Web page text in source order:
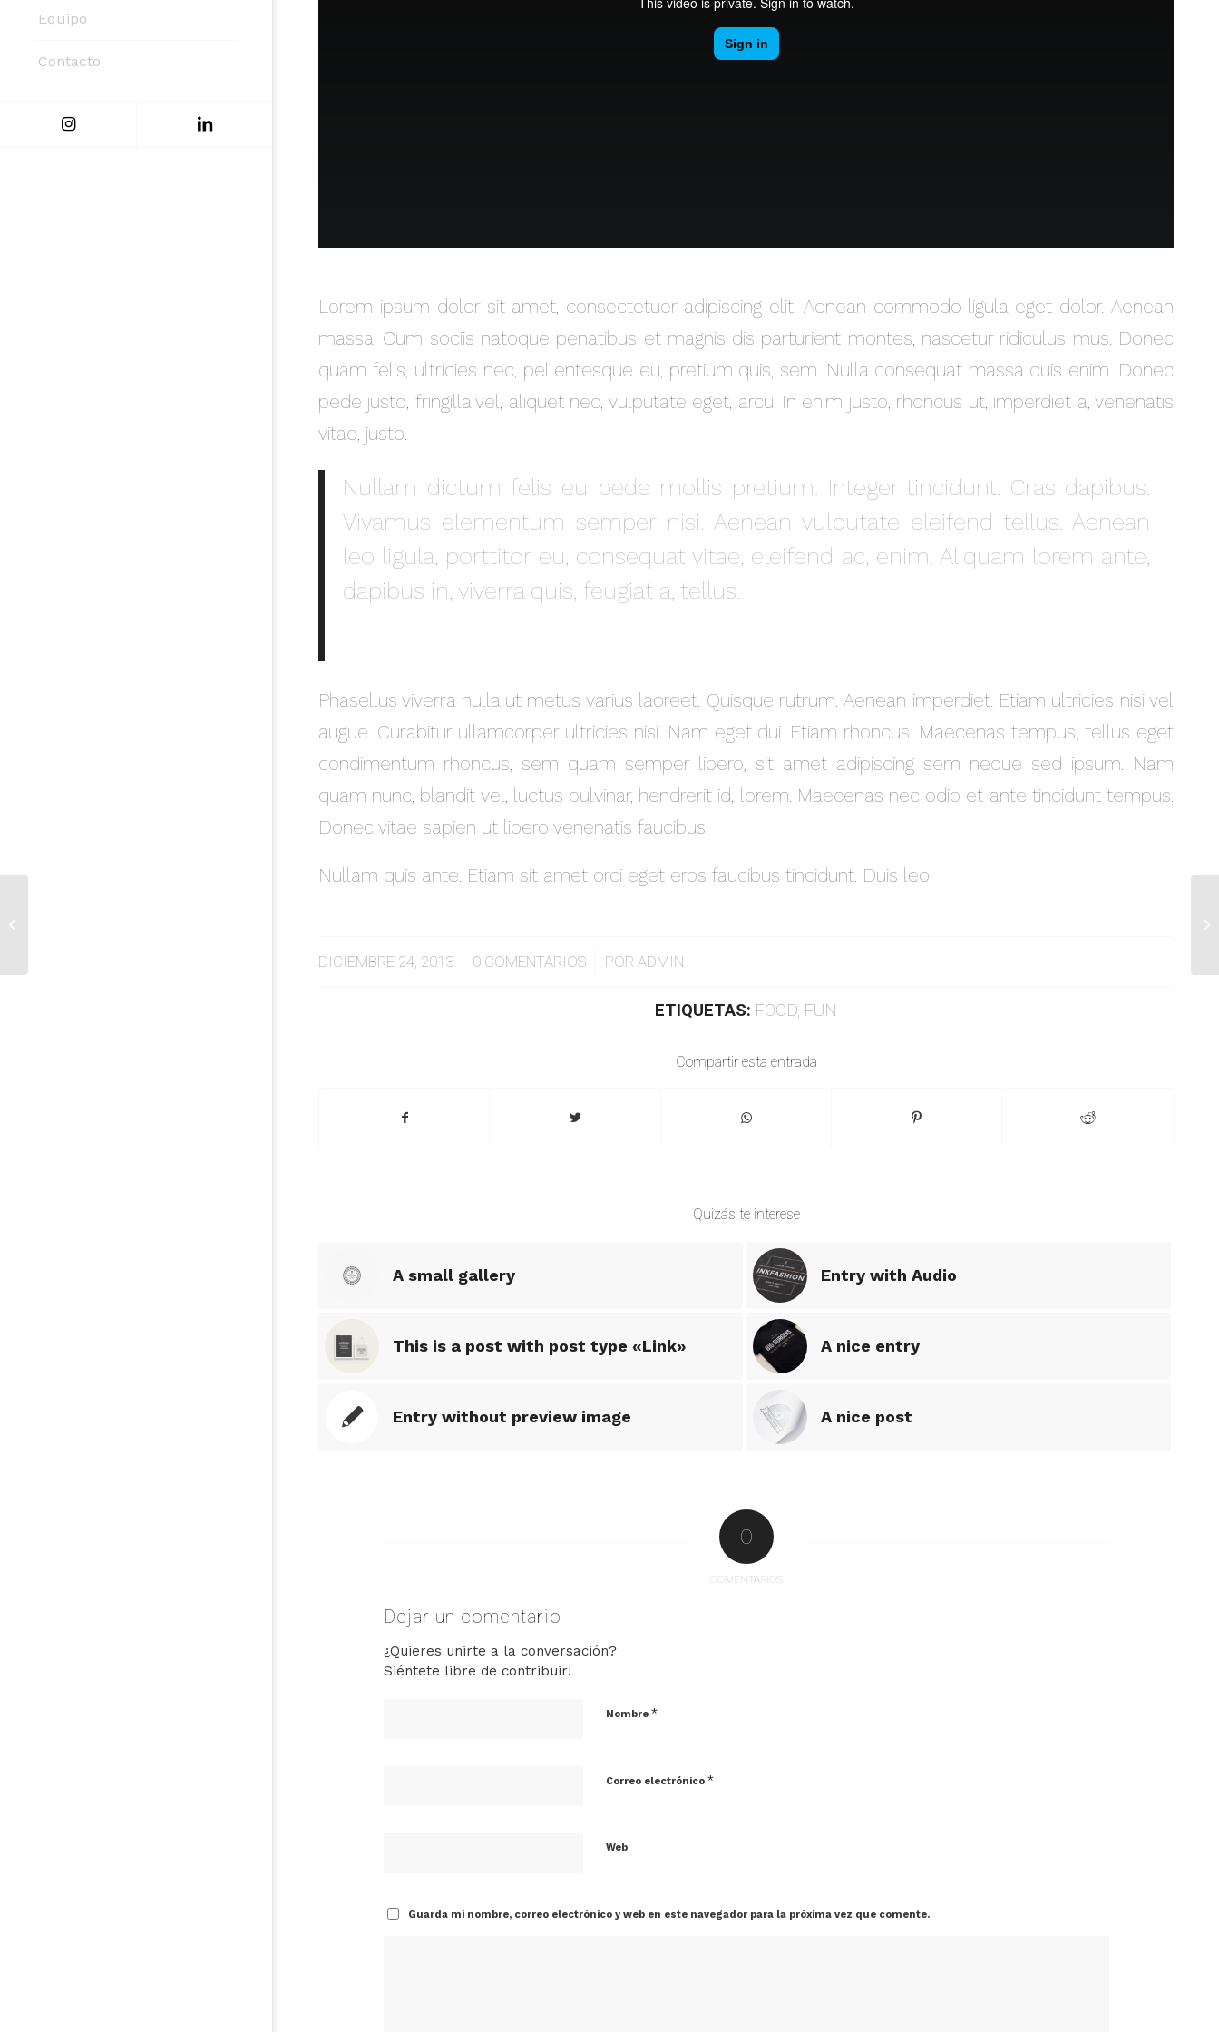
Equipo
Contacto
Lorem ipsum dolor sit amet, consectetuer adipiscing elit. Aenean commodo ligula eget dolor. Aenean
massa. Cum sociis natoque penatibus et magnis dis parturient montes, nascetur ridiculus mus. Donec
quam felis, ultricies nec, pellentesque eu, pretium quis, sem. Nulla consequat massa quis enim. Donec
pede justo, fringilla vel, aliquet nec, vulputate eget, arcu. In enim justo, rhoncus ut, imperdiet a, venenatis
vitae, justo.
Nullam dictum felis eu pede mollis pretium. Integer tincidunt. Cras dapibus.
Vivamus elementum semper nisi. Aenean vulputate eleifend tellus. Aenean
leo ligula, porttitor eu, consequat vitae, eleifend ac, enim. Aliquam lorem ante,
dapibus in, viverra quis, feugiat a, tellus.
Phasellus viverra nulla ut metus varius laoreet. Quisque rutrum. Aenean imperdiet. Etiam ultricies nisi vel
augue. Curabitur ullamcorper ultricies nisi. Nam eget dui. Etiam rhoncus. Maecenas tempus, tellus eget
condimentum rhoncus, sem quam semper libero, sit amet adipiscing sem neque sed ipsum. Nam
quam nunc, blandit vel, luctus pulvinar, hendrerit id, lorem. Maecenas nec odio et ante tincidunt tempus.
Donec vitae sapien ut libero venenatis faucibus.
Nullam quis ante. Etiam sit amet orci eget eros faucibus tincidunt. Duis leo.
DICIEMBRE 24, 2013
/ 0 COMENTARIOS
/ POR ADMIN
ETIQUETAS: FOOD, FUN
Compartir esta entrada
Quizás te interese
A small gallery Entry with Audio
This is a post with post type «Link» A nice entry
Entry without preview image A nice post
0
COMENTARIOS
Dejar un comentario
¿Quieres unirte a la conversación?
Siéntete libre de contribuir!
Nombre *
Correo electrónico *
Web
Guarda mi nombre, correo electrónico y web en este navegador para la próxima vez que comente.